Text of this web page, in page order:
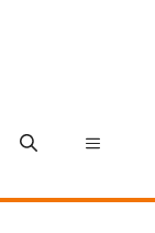
Menú